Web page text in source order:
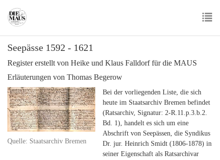
main
Seepässe 1592 - 1621
Register erstellt von Heike und Klaus Falldorf für die MAUS
Erläuterungen von Thomas Begerow
Quelle: Staatsarchiv Bremen
Bei der vorliegenden Liste, die sich
heute im Staatsarchiv Bremen befindet
(Ratsarchiv, Signatur: 2-R.11.p.3.b.2.
Bd. 1), handelt es sich um eine
Abschrift von Seepässen, die Syndikus
Dr. jur. Heinrich Smidt (1806-1878) in
seiner Eigenschaft als Ratsarchivar